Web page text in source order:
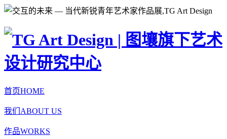
首页HOME
我们 ABOUT US
作品WORKS